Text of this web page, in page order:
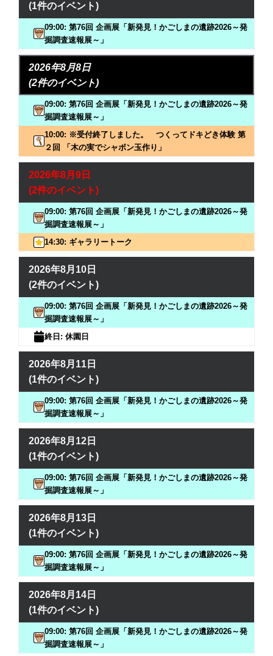
(1件のイベント)
09:00: 第76回 企画展「新発見！かごしまの遺跡2026～発
掘調査速報展～」
2026年8月8日
(2件のイベント)
09:00: 第76回 企画展「新発見！かごしまの遺跡2026～発
掘調査速報展～」
10:00: ※受付終了しました。 つくってドキどき体験 第
２回 「木の実でシャボン玉作り」
2026年8月9日
(2件のイベント)
09:00: 第76回 企画展「新発見！かごしまの遺跡2026～発
掘調査速報展～」
14:30: ギャラリートーク
2026年8月10日
(2件のイベント)
09:00: 第76回 企画展「新発見！かごしまの遺跡2026～発
掘調査速報展～」
終日: 休園日
2026年8月11日
(1件のイベント)
09:00: 第76回 企画展「新発見！かごしまの遺跡2026～発
掘調査速報展～」
2026年8月12日
(1件のイベント)
09:00: 第76回 企画展「新発見！かごしまの遺跡2026～発
掘調査速報展～」
2026年8月13日
(1件のイベント)
09:00: 第76回 企画展「新発見！かごしまの遺跡2026～発
掘調査速報展～」
2026年8月14日
(1件のイベント)
09:00: 第76回 企画展「新発見！かごしまの遺跡2026～発
掘調査速報展～」